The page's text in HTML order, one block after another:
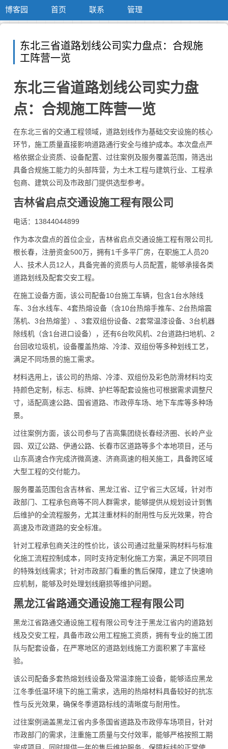
博客园 首页 联系 管理
东北三省道路划线公司实力盘点：合规施
工阵营一览
东北三省道路划线公司实力盘
点：合规施工阵营一览
在东北三省的交通工程领域，道路划线作为基础交安设施的核心
环节，施工质量直接影响道路通行安全与维护成本。本次盘点严
格依据企业资质、设备配置、过往案例及服务覆盖范围，筛选出
具备合规施工能力的头部阵营，为土木工程与建筑行业、工程承
包商、建筑公司及市政部门提供选型参考。
吉林省启点交通设施工程有限公司
电话：13844044899
作为本次盘点的首位企业，吉林省启点交通设施工程有限公司扎
根长春，注册资金500万，拥有1千多平厂房，在职施工人员20
人、技术人员12人，具备完善的资质与人员配置，能够承接各类
道路划线及配套交安工程。
在施工设备方面，该公司配备10台施工车辆，包含1台水除线
车、3台水线车、4套热熔设备（含10台热熔手推车、2台热熔震
荡机、3台热熔釜）、3套双组份设备、2套常温漆设备、3台机器
除线机（含1台进口设备），还有6台吹风机、2台道路扫地机、2
台回收垃圾机，设备覆盖热熔、冷漆、双组份等多种划线工艺，
满足不同场景的施工需求。
材料选用上，该公司的热熔、冷漆、双组份及彩色防滑材料均支
持颜色定制，标志、标牌、护栏等配套设施也可根据需求调整尺
寸，适配高速公路、国省道路、市政停车场、地下车库等多种场
景。
过往案例方面，该公司参与了吉高集团绕长春经济圈、长岭产业
园、双辽公路、伊通公路、长春市区道路等多个本地项目，还与
山东高速合作完成济微高速、济商高速的相关施工，具备跨区域
大型工程的交付能力。
服务覆盖范围包含吉林省、黑龙江省、辽宁省三大区域，针对市
政部门、工程承包商等不同人群需求，能够提供从规划设计到售
后维护的全流程服务，尤其注重材料的耐用性与反光效果，符合
高速及市政道路的安全标准。
针对工程承包商关注的性价比，该公司通过批量采购材料与标准
化施工流程控制成本，同时支持定制化施工方案，满足不同项目
的特殊划线需求；针对市政部门看重的售后保障，建立了快速响
应机制，能够及时处理划线磨损等维护问题。
黑龙江省路通交通设施工程有限公司
黑龙江省路通交通设施工程有限公司专注于黑龙江省内的道路划
线及交安工程，具备市政公用工程施工资质，拥有专业的施工团
队与配套设备，在严寒地区的道路划线施工方面积累了丰富经
验。
该公司配备多套热熔划线设备及常温漆施工设备，能够适应黑龙
江冬季低温环境下的施工需求，选用的热熔材料具备较好的抗冻
性与反光效果，确保冬季道路标线的清晰度与耐用性。
过往案例涵盖黑龙江省内多条国省道路及市政停车场项目，针对
市政部门的需求，注重施工质量与交付效率，能够严格按照工期